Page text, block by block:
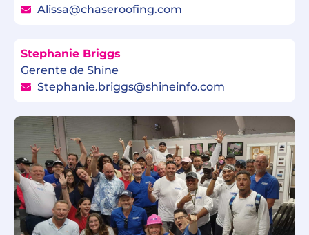
Alissa@chaseroofing.com
Stephanie Briggs
Gerente de Shine
Stephanie.briggs@shineinfo.com